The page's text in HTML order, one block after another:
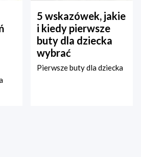
5 wskazówek, jakie
i kiedy pierwsze
buty dla dziecka
wybrać
Pierwsze buty dla dziecka